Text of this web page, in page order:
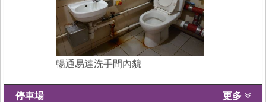
暢通易達洗手間內貌
停車場 更多